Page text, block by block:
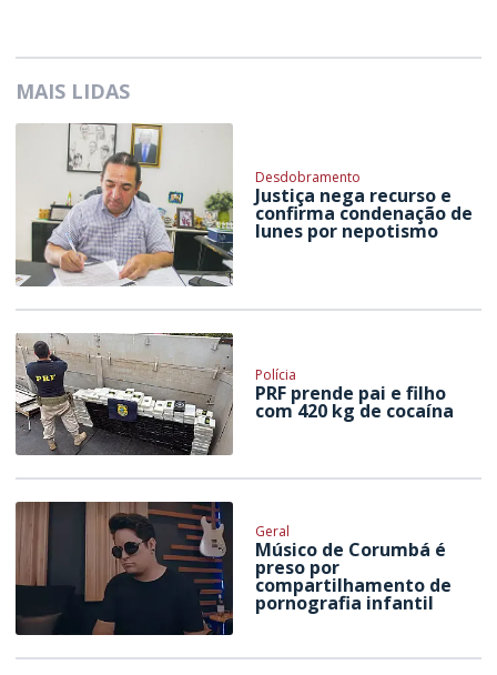
MAIS LIDAS
Desdobramento
Justiça nega recurso e
confirma condenação de
Iunes por nepotismo
Polícia
PRF prende pai e filho
com 420 kg de cocaína
Geral
Músico de Corumbá é
preso por
compartilhamento de
pornografia infantil